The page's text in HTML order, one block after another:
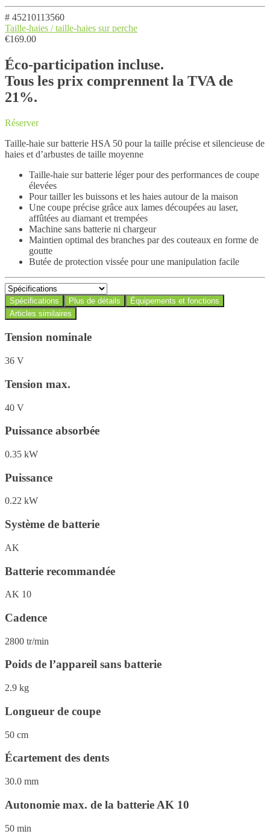
# 45210113560
Taille-haies / taille-haies sur perche
€169.00
Éco-participation incluse.
Tous les prix comprennent la TVA de
21%.
Réserver
Taille-haie sur batterie HSA 50 pour la taille précise et silencieuse de
haies et d’arbustes de taille moyenne
Taille-haie sur batterie léger pour des performances de coupe
élevées
Pour tailler les buissons et les haies autour de la maison
Une coupe précise grâce aux lames découpées au laser,
affûtées au diamant et trempées
Machine sans batterie ni chargeur
Maintien optimal des branches par des couteaux en forme de
goutte
Butée de protection vissée pour une manipulation facile
Spécifications Plus de détails
Équipements et fonctions
Articles similaires
Tension nominale
36 V
Tension max.
40 V
Puissance absorbée
0.35 kW
Puissance
0.22 kW
Système de batterie
AK
Batterie recommandée
AK 10
Cadence
2800 tr/min
Poids de l’appareil sans batterie
2.9 kg
Longueur de coupe
50 cm
Écartement des dents
30.0 mm
Autonomie max. de la batterie AK 10
50 min